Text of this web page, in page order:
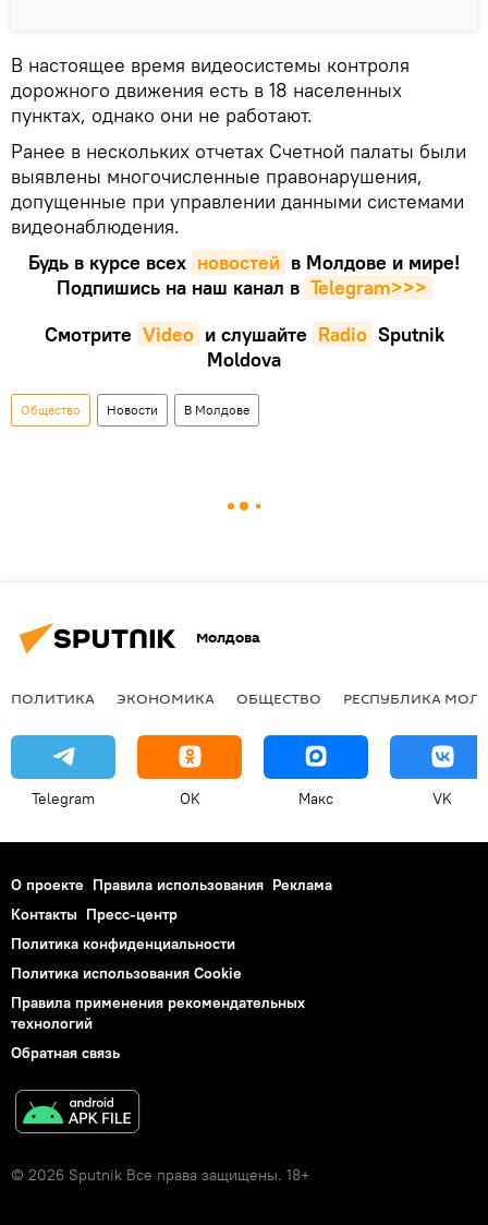
В настоящее время видеосистемы контроля
дорожного движения есть в 18 населенных
пунктах, однако они не работают.
Ранее в нескольких отчетах Счетной палаты были
выявлены многочисленные правонарушения,
допущенные при управлении данными системами
видеонаблюдения.
Будь в курсе всех новостей в Молдове и мире!
Подпишись на наш канал в Telegram>>>
Смотрите Video и слушайте Radio Sputnik
Moldova
Общество Новости В Молдове
Молдова
ПОЛИТИКА ЭКОНОМИКА ОБЩЕСТВО РЕСПУБЛИКА
Telegram OK Макс VK
О проекте Правила использования Реклама
Контакты Пресс-центр
Политика конфиденциальности
Политика использования Cookie
Правила применения рекомендательных
технологий
Обратная связь
© 2026 Sputnik Все права защищены. 18+